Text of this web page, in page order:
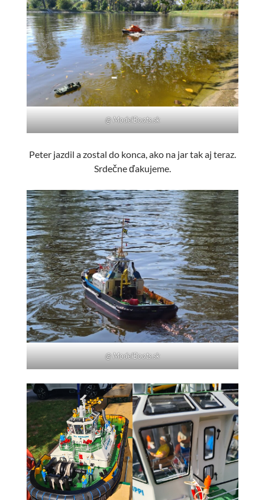
@ ModelBoats.sk
Peter jazdil a zostal do konca, ako na jar tak aj teraz.
Srdečne ďakujeme.
@ ModelBoats.sk